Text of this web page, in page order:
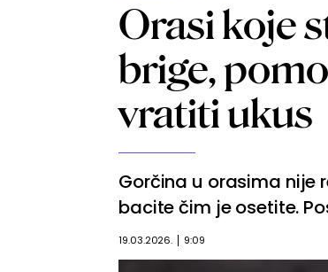
Orasi koje
brige,
vratiti ukus
Gorčina u orasima nije
bacite čim je osetite.
19.03.2026. 9:09